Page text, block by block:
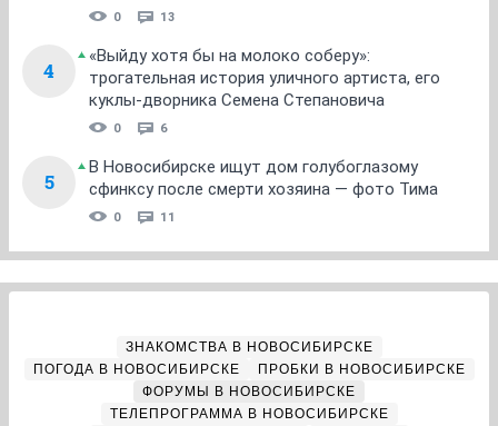
0 13
4
«Выйду хотя бы на молоко соберу»:
трогательная история уличного артиста, его
куклы-дворника Семена Степановича
0 6
5
В Новосибирске ищут дом голубоглазому
сфинксу после смерти хозяина — фото Тима
0 11
ЗНАКОМСТВА В НОВОСИБИРСКЕ
ПОГОДА В НОВОСИБИРСКЕ
ПРОБКИ В НОВОСИБИРСКЕ
ФОРУМЫ В НОВОСИБИРСКЕ
ТЕЛЕПРОГРАММА В НОВОСИБИРСКЕ